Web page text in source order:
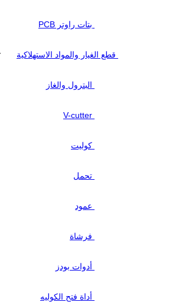
بتات راوتر PCB
قطع الغيار والمواد الاستهلاكية
البترول والغاز
V-cutter
كوليت
تحمل
عمود
فرشاة
أدوات بودز
أداة فتح الكوليه